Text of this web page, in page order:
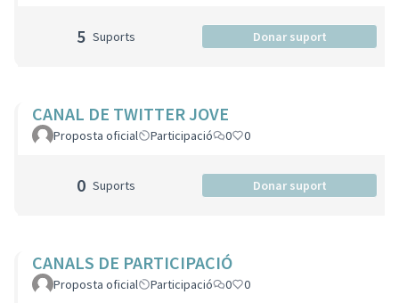
5 Suports Donar suport
CANAL DE TWITTER JOVE
Proposta oficial Participació 0 0
0 Suports Donar suport
CANALS DE PARTICIPACIÓ
Proposta oficial Participació 0 0